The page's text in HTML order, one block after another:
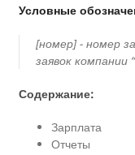
Условные
[номер] - номер
заявок компании
Содержание:
Зарплата
Отчеты